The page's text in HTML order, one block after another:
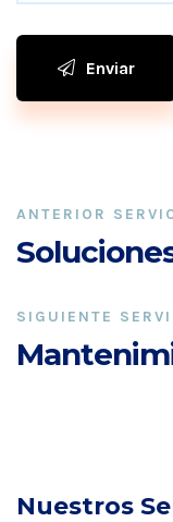
Enviar
ANTERIOR
SIGUIENTE
Nuestros